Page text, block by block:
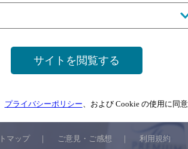
マップ ご意見・ご感想 利用規約
サイトを閲覧する
プライバシーポリシー 、および Cookie の使用に同